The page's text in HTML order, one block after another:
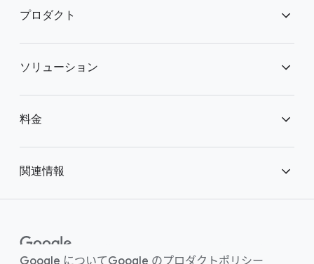
Chrome をダウンロード
プロダクト
Chrome Enterprise
Chrome Enterprise Premium
ソリューション
安全な企業向けのブラウジング環境
ハイブリッドな勤務形態の実現
医療のモダナイゼーション
料金
Chrome Enterprise の料金
関連情報
コンテンツハブ
Google についてGoogle のプロダクトポリシー